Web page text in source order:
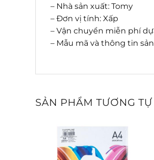
– Nhà sản xuất: Tomy
– Đơn vị tính: Xấp
– Vận chuyển miễn phí
– Mẫu mã và thông tin
SẢN PHẨM TƯƠNG TỰ